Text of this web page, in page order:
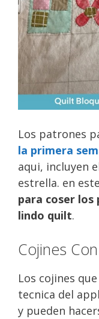
Los patrones
la primera
aqui, incluyen
estrella. en
para coser los
lindo quilt.
Cojines
Los cojines
tecnica del
y pueden